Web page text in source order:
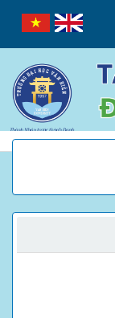
Navigation
Main
Content
Sidebar